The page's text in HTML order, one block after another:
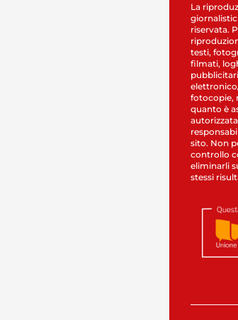
La
riservata.
testi,
filmati,
fotocopie,
quanto è
sito. Non
controllo
eliminarli
stessi